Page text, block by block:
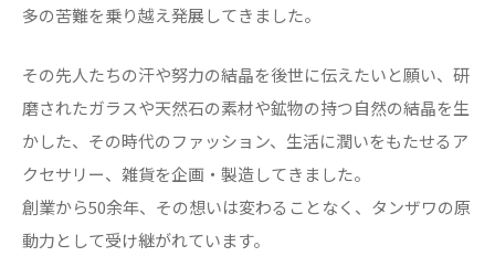
多の苦難を乗り越え発展してきました。
その先人たちの汗や努力の結晶を後世に伝えたいと願い、研
磨されたガラスや天然石の素材や鉱物の持つ自然の結晶を生
かした、その時代のファッション、生活に潤いをもたせるア
クセサリー、雑貨を企画・製造してきました。
創業から50余年、その想いは変わることなく、タンザワの原
動力として受け継がれています。